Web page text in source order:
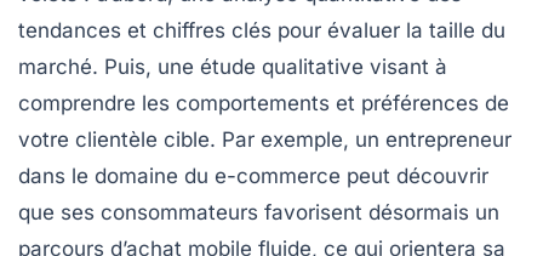
tendances et chiffres clés pour évaluer la taille du
marché. Puis, une étude qualitative visant à
comprendre les comportements et préférences de
votre clientèle cible. Par exemple, un entrepreneur
dans le domaine du e-commerce peut découvrir
que ses consommateurs favorisent désormais un
parcours d’achat mobile fluide, ce qui orientera sa